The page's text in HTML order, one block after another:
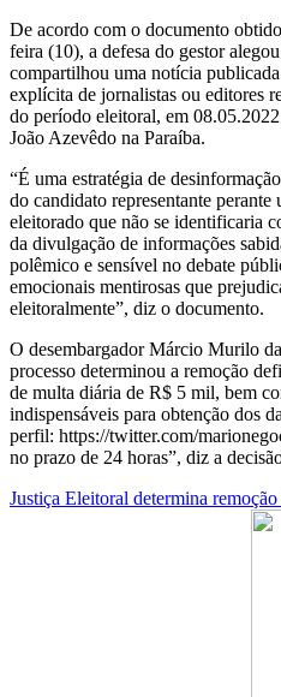
De acordo com o documento
feira (10), a defesa do gestor
compartilhou uma notícia
explícita de jornalistas ou editores
do período eleitoral, em
João Azevêdo na Paraíba.
“É uma estratégia de
do candidato representante
eleitorado que não se identificaria
da divulgação de informações
polêmico e sensível no debate
emocionais mentirosas que
eleitoralmente”, diz o documento.
O desembargador Márcio Murilo
processo determinou a remoção
de multa diária de R$ 5 mil, bem
indispensáveis para obtenção dos
perfil: https://twitter.com/
no prazo de 24 horas”, diz a
Justiça Eleitoral determina